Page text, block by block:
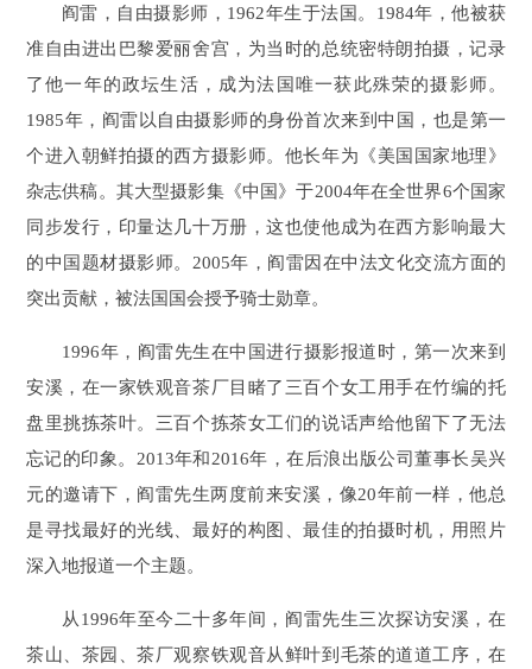
阎雷，自由摄影师，1962年生于法国。1984年，他被获
准自由进出巴黎爱丽舍宫，为当时的总统密特朗拍摄，记录
了他一年的政坛生活，成为法国唯一获此殊荣的摄影师。
1985年，阎雷以自由摄影师的身份首次来到中国，也是第一
个进入朝鲜拍摄的西方摄影师。他长年为《美国国家地理》
杂志供稿。其大型摄影集《中国》于2004年在全世界6个国家
同步发行，印量达几十万册，这也使他成为在西方影响最大
的中国题材摄影师。2005年，阎雷因在中法文化交流方面的
突出贡献，被法国国会授予骑士勋章。
1996年，阎雷先生在中国进行摄影报道时，第一次来到
安溪，在一家铁观音茶厂目睹了三百个女工用手在竹编的托
盘里挑拣茶叶。三百个拣茶女工们的说话声给他留下了无法
忘记的印象。2013年和2016年，在后浪出版公司董事长吴兴
元的邀请下，阎雷先生两度前来安溪，像20年前一样，他总
是寻找最好的光线、最好的构图、最佳的拍摄时机，用照片
深入地报道一个主题。
从1996年至今二十多年间，阎雷先生三次探访安溪，在
茶山、茶园、茶厂观察铁观音从鲜叶到毛茶的道道工序，在